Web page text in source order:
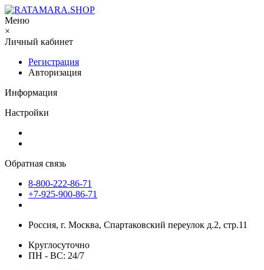
Меню
×
Личный кабинет
Регистрация
Авторизация
Информация
Настройки
Обратная связь
8-800-222-86-71
+7-925-900-86-71
Россия, г. Москва, Спартаковский переулок д.2, стр.11
Круглосуточно
ПН - ВС: 24/7